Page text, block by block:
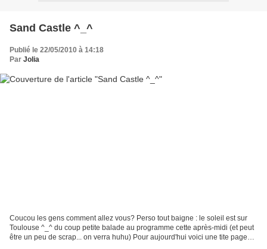
Sand Castle ^_^
Publié le 22/05/2010 à 14:18
Par Jolia
Coucou les gens comment allez vous? Perso tout baigne : le soleil est sur
Toulouse ^_^ du coup petite balade au programme cette après-midi (et peut
être un peu de scrap... on verra huhu) Pour aujourd'hui voici une tite page